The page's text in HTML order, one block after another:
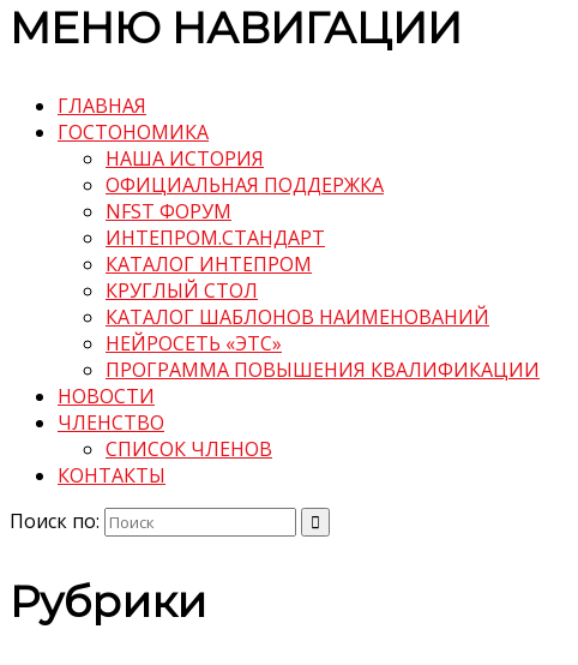
МЕНЮ НАВИГАЦИИ
ГЛАВНАЯ
ГОСТОНОМИКА
НАША ИСТОРИЯ
ОФИЦИАЛЬНАЯ ПОДДЕРЖКА
NFST ФОРУМ
ИНТЕПРОМ.СТАНДАРТ
КАТАЛОГ ИНТЕПРОМ
КРУГЛЫЙ СТОЛ
КАТАЛОГ ШАБЛОНОВ НАИМЕНОВАНИЙ
НЕЙРОСЕТЬ «ЭТС»
ПРОГРАММА ПОВЫШЕНИЯ КВАЛИФИКАЦИИ
НОВОСТИ
ЧЛЕНСТВО
СПИСОК ЧЛЕНОВ
КОНТАКТЫ
Поиск по:
Рубрики